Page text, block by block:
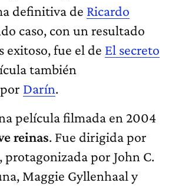
definitiva de Ricardo
caso, con un resultado
exitoso, fue el de El secreto
también
Darín.
película filmada en 2004
reinas. Fue dirigida por
protagonizada por John C.
Maggie Gyllenhaal y